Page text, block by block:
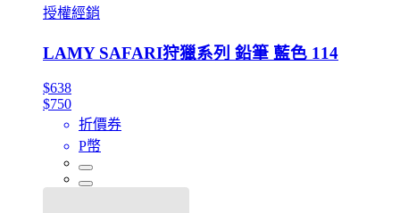
授權經銷
LAMY SAFARI狩獵系列 鉛筆 藍色 114
$638
$750
折價券
P幣